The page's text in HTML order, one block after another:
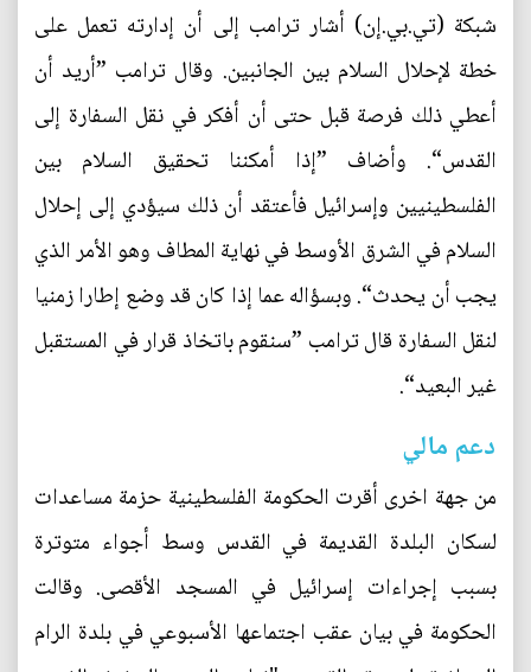
شبكة (تي.بي.إن) أشار ترامب إلى أن إدارته تعمل على
خطة لإحلال السلام بين الجانبين. وقال ترامب ”أريد أن
أعطي ذلك فرصة قبل حتى أن أفكر في نقل السفارة إلى
القدس“. وأضاف ”إذا أمكننا تحقيق السلام بين
الفلسطينيين وإسرائيل فأعتقد أن ذلك سيؤدي إلى إحلال
السلام في الشرق الأوسط في نهاية المطاف وهو الأمر الذي
يجب أن يحدث“. وبسؤاله عما إذا كان قد وضع إطارا زمنيا
لنقل السفارة قال ترامب ”سنقوم باتخاذ قرار في المستقبل
غير البعيد“.
دعم مالي
من جهة اخرى أقرت الحكومة الفلسطينية حزمة مساعدات
لسكان البلدة القديمة في القدس وسط أجواء متوترة
بسبب إجراءات إسرائيل في المسجد الأقصى. وقالت
الحكومة في بيان عقب اجتماعها الأسبوعي في بلدة الرام